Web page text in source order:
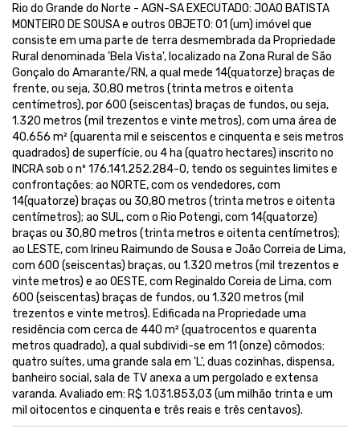
Rio do Grande do Norte - AGN-SA EXECUTADO: JOAO BATISTA
MONTEIRO DE SOUSA e outros OBJETO: 01 (um) imóvel que
consiste em uma parte de terra desmembrada da Propriedade
Rural denominada 'Bela Vista', localizado na Zona Rural de São
Gonçalo do Amarante/RN, a qual mede 14(quatorze) braças de
frente, ou seja, 30,80 metros (trinta metros e oitenta
centímetros), por 600 (seiscentas) braças de fundos, ou seja,
1.320 metros (mil trezentos e vinte metros), com uma área de
40.656 m² (quarenta mil e seiscentos e cinquenta e seis metros
quadrados) de superfície, ou 4 ha (quatro hectares) inscrito no
INCRA sob o nº 176.141.252.284-0, tendo os seguintes limites e
confrontações: ao NORTE, com os vendedores, com
14(quatorze) braças ou 30,80 metros (trinta metros e oitenta
centímetros); ao SUL, com o Rio Potengi, com 14(quatorze)
braças ou 30,80 metros (trinta metros e oitenta centímetros);
ao LESTE, com Irineu Raimundo de Sousa e João Correia de Lima,
com 600 (seiscentas) braças, ou 1.320 metros (mil trezentos e
vinte metros) e ao OESTE, com Reginaldo Coreia de Lima, com
600 (seiscentas) braças de fundos, ou 1.320 metros (mil
trezentos e vinte metros). Edificada na Propriedade uma
residência com cerca de 440 m² (quatrocentos e quarenta
metros quadrado), a qual subdividi-se em 11 (onze) cômodos:
quatro suítes, uma grande sala em 'L', duas cozinhas, dispensa,
banheiro social, sala de TV anexa a um pergolado e extensa
varanda. Avaliado em: R$ 1.031.853,03 (um milhão trinta e um
mil oitocentos e cinquenta e três reais e três centavos).